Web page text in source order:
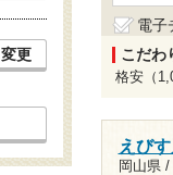
電子
こだわ
格安（
えび
岡山県
変更